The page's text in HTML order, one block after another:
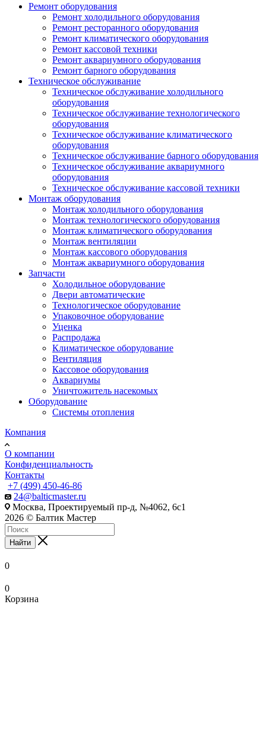
Ремонт оборудования
Ремонт холодильного оборудования
Ремонт ресторанного оборудования
Ремонт климатического оборудования
Ремонт кассовой техники
Ремонт аквариумного оборудования
Ремонт барного оборудования
Техническое обслуживание
Техническое обслуживание холодильного
оборудования
Техническое обслуживание технологического
оборудования
Техническое обслуживание климатического
оборудования
Техническое обслуживание барного оборудования
Техническое обслуживание аквариумного
оборудования
Техническое обслуживание кассовой техники
Монтаж оборудования
Монтаж холодильного оборудования
Монтаж технологического оборудования
Монтаж климатического оборудования
Монтаж вентиляции
Монтаж кассового оборудования
Монтаж аквариумного оборудования
Запчасти
Холодильное оборудование
Двери автоматические
Технологическое оборудование
Упаковочное оборудование
Уценка
Распродажа
Климатическое оборудование
Вентиляция
Кассовое оборудования
Аквариумы
Уничтожитель насекомых
Оборудование
Системы отопления
Компания
О компании
Конфиденциальность
Контакты
+7 (499) 450-46-86
24@balticmaster.ru
Москва, Проектируемый пр-д, №4062, 6с1
2026 © Балтик Мастер
Найти
0
0
Корзина